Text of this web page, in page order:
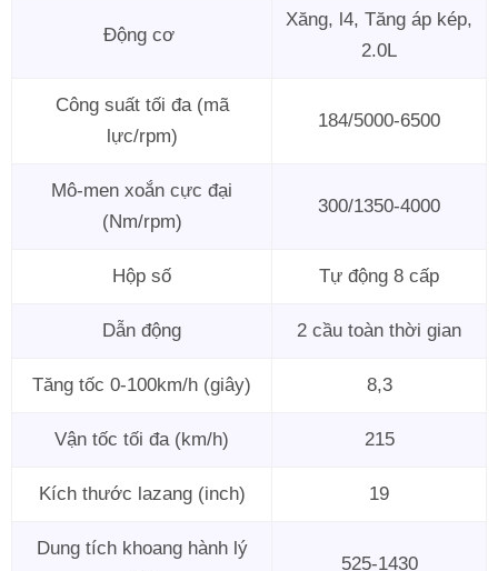
Động cơ
Xăng, l4, Tăng áp kép,
2.0L
Công suất tối đa (mã
lực/rpm)
184/5000-6500
Mô-men xoắn cực đại
(Nm/rpm)
300/1350-4000
Hộp số Tự động 8 cấp
Dẫn động 2 cầu toàn thời gian
Tăng tốc 0-100km/h (giây) 8,3
Vận tốc tối đa (km/h) 215
Kích thước lazang (inch) 19
Dung tích khoang hành lý
525-1430